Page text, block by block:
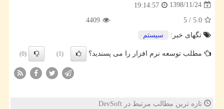
1398/11/24
19:14:57
5.0
/
5
4409
تگهای خبر:
سیستم
مطلب توسعه نرم افزار را می پسندید؟ (1)
(0)
تازه ترین مطالب مرتبط در DevSoft